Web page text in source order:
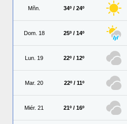
Mñn. 34º / 24º
Dom. 18 25º / 14º
Lun. 19 22º / 12º
Mar. 20 22º / 11º
Miér. 21 21º / 16º